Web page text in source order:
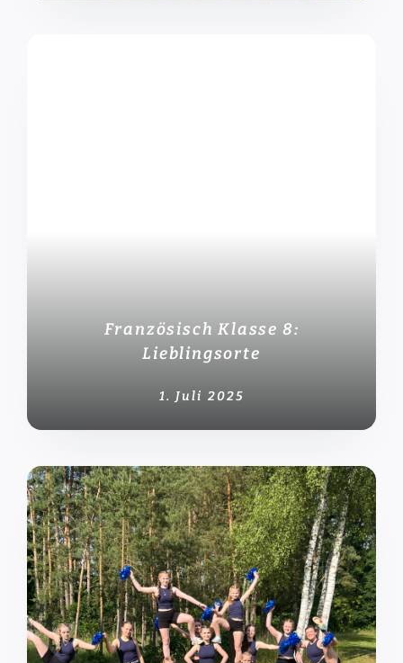
Französisch Klasse 8:
Lieblingsorte
1. Juli 2025